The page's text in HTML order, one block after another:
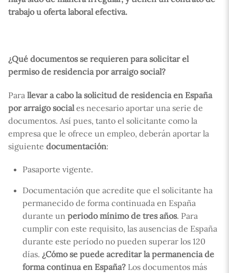
trabajo u oferta laboral efectiva.
¿Qué documentos se requieren para solicitar el
permiso de residencia por arraigo social?
Para llevar a cabo la solicitud de residencia en España
por arraigo social es necesario aportar una serie de
documentos. Así pues, tanto el solicitante como la
empresa que le ofrece un empleo, deberán aportar la
siguiente documentación:
Pasaporte vigente.
Documentación que acredite que el solicitante ha
permanecido de forma continuada en España
durante unperiodo mínimo de tres años. Para
cumplir con este requisito, las ausencias de España
durante este período no pueden superar los 120
días.¿Cómo se puede acreditar la permanencia de
forma continua en España? Los documentos más